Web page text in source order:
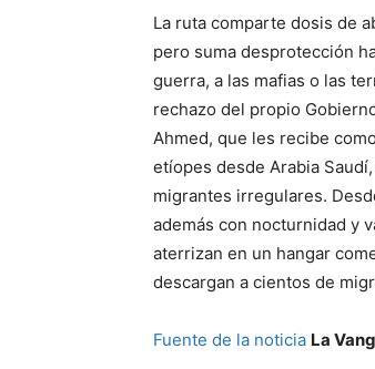
La ruta comparte dosis de
pero suma desprotección
guerra, a las mafias o las
rechazo del propio
Ahmed, que les recibe
etíopes desde Arabia
migrantes irregulares.
además con nocturnidad y
aterrizan en un hangar
descargan a cientos de
Fuente de la noticia La